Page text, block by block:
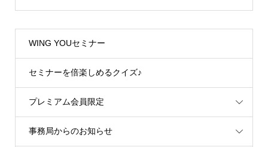
WING YOUセミナー
セミナーを倍楽しめるクイズ♪
プレミアム会員限定
事務局からのお知らせ